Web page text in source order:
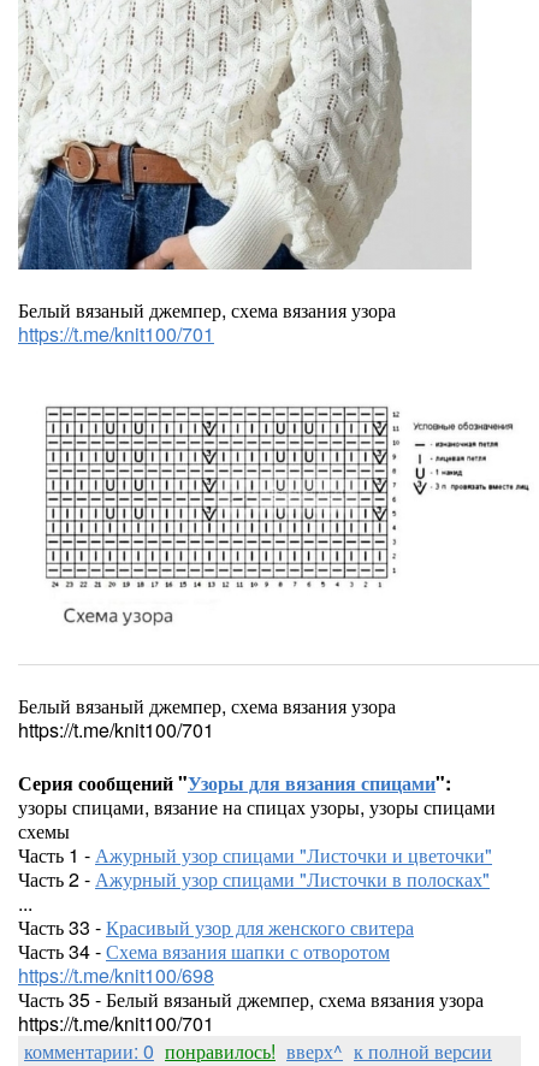
Белый вязаный джемпер, схема вязания узора
https://t.me/knit100/701
Белый вязаный джемпер, схема вязания узора
https://t.me/knit100/701
Серия сообщений "Узоры для вязания спицами":
узоры спицами, вязание на спицах узоры, узоры спицами
схемы
Часть 1 - Ажурный узор спицами "Листочки и цветочки"
Часть 2 - Ажурный узор спицами "Листочки в полосках"
...
Часть 33 -Красивый узор для женского свитера
Часть 34 -Схема вязания шапки с отворотом
https://t.me/knit100/698
Часть 35 - Белый вязаный джемпер, схема вязания узора
https://t.me/knit100/701
комментарии: 0 понравилось! вверх^ к полной версии